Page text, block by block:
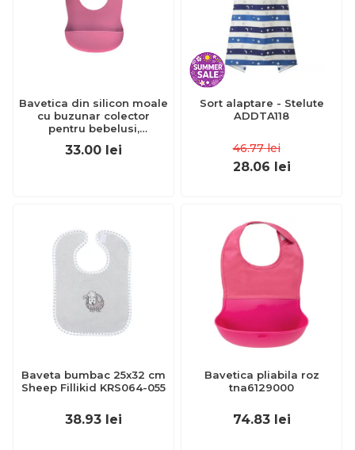
Bavetica din silicon moale
cu buzunar colector
pentru bebelusi,
roz, Reer Eat`n Tidy 25044
33.00 lei
Sort alaptare - Stelute
ADDTA118
46.77 lei
28.06 lei
Baveta bumbac 25x32 cm
Sheep Fillikid KRS064-055
38.93 lei
Bavetica pliabila roz
tna6129000
74.83 lei